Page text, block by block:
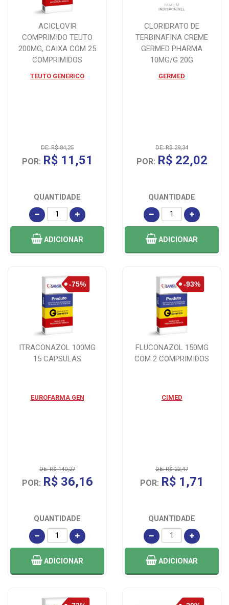
ACICLOVIR
COMPRIMIDO TEUTO
200MG, CAIXA COM 25
COMPRIMIDOS
TEUTO GENERICO
DE: R$ 84,25
POR: R$ 11,51
QUANTIDADE
ADICIONAR
CLORIDRATO DE
TERBINAFINA CREME
GERMED PHARMA
10MG/G 20G
GERMED
DE: R$ 29,34
POR: R$ 22,02
QUANTIDADE
ADICIONAR
ITRACONAZOL 100MG
15 CAPSULAS
EUROFARMA GEN
DE: R$ 140,27
POR: R$ 36,16
QUANTIDADE
ADICIONAR
FLUCONAZOL 150MG
COM 2 COMPRIMIDOS
CIMED
DE: R$ 22,47
POR: R$ 1,71
QUANTIDADE
ADICIONAR